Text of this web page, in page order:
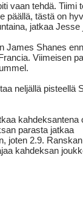
vaan tehdä. Tiimi
päällä, tästä on
jatkaa Jesse
James Shanes
Viimeisen
neljällä pisteellä
kahdeksantena
parasta jatkaa
joten 2.9. Ranskan
kahdeksan